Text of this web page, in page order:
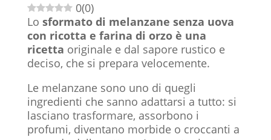
0(0)
Lo sformato di melanzane senza uova
con ricotta e farina di orzo è una
ricetta originale e dal sapore rustico e
deciso, che si prepara velocemente.
Le melanzane sono uno di quegli
ingredienti che sanno adattarsi a tutto: si
lasciano trasformare, assorbono i
profumi, diventano morbide o croccanti a